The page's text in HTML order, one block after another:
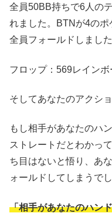
全員50BB持ちで6人の
れました。BTNが4の
全員フォールドしまし
フロップ：569レインボ
そしてあなたのアクショ
もし相手があなたのハ
ストレートだとわかっ
ち目はないと悟り、あ
ォールドしてしまうでし
「相手があなたのハン